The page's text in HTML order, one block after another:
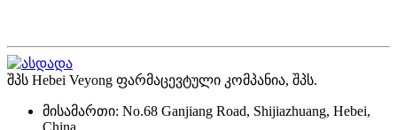
შპს Hebei Veyong ფარმაცევტული კომპანია, შპს.
მისამართი: No.68 Ganjiang Road, Shijiazhuang, Hebei,